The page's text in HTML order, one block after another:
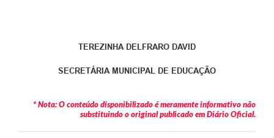
TEREZINHA DELFRARO DAVID
SECRETÁRIA MUNICIPAL DE EDUCAÇÃO
* Nota: O conteúdo disponibilizado é meramente informativo não
substituindo o original publicado em Diário Oficial.